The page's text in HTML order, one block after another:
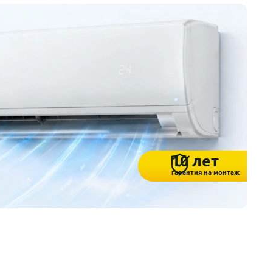
10 лет
гарантия на монтаж